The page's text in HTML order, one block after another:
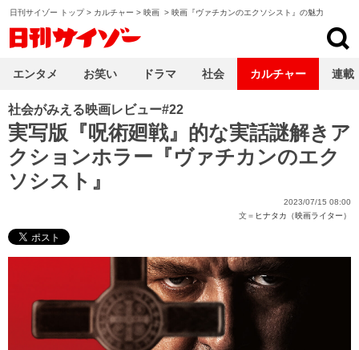
日刊サイゾー トップ> カルチャー > 映画 > 映画『ヴァチカンのエクソシスト』の魅力
社会がみえる映画レビュー#22
実写版『呪術廻戦』的な実話謎解きア
クションホラー『ヴァチカンのエク
ソシスト』
2023/07/15 08:00
文＝ ヒナタカ（映画ライター）
エンタメ お笑い ドラマ 社会 カルチャー 連載